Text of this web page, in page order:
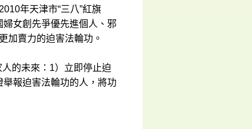
年天津市“三八”紅旗
婦女創先爭優先進個人、邪
加賣力的迫害法輪功。
的未來：1）立即停止迫
報迫害法輪功的人，將功